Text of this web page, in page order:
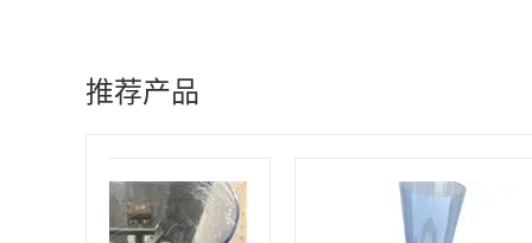
推荐产品